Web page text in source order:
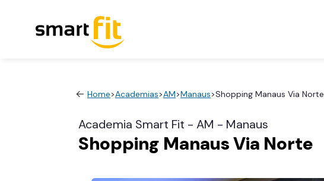
Home>Academias>AM>Manaus>Shopping Manaus Via Norte
Academia Smart Fit - AM - Manaus
Shopping Manaus Via Norte